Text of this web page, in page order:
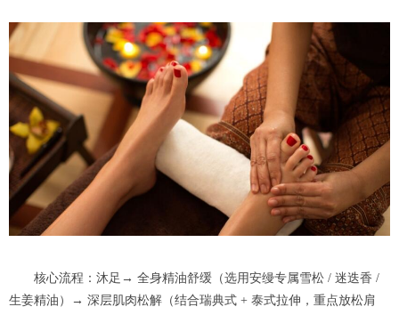
核心流程：沐足→ 全身精油舒缓（选用安缦专属雪松 / 迷迭香 /
生姜精油）→ 深层肌肉松解（结合瑞典式 + 泰式拉伸，重点放松肩